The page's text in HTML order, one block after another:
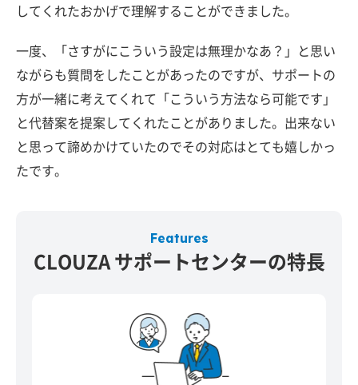
してくれたおかげで理解することができました。
一度、「さすがにこういう設定は無理かなあ？」と思い
ながらも質問をしたことがあったのですが、サポートの
方が一緒に考えてくれて「こういう方法なら可能です」
と代替案を提案してくれたことがありました。出来ない
と思って諦めかけていたのでその対応はとても嬉しかっ
たです。
Features
CLOUZA サポートセンターの特長